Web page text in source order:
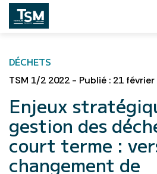
DÉCHETS
TSM 1/2 2022 - Publié : 21 février
Enjeux
gestion des
court terme :
changement de